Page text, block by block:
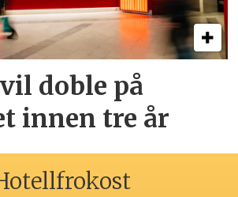
doble på
innen tre år